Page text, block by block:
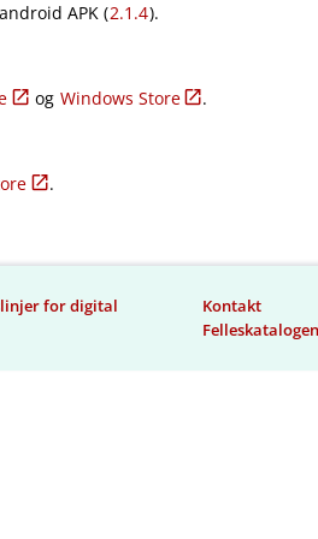
APK (2.1.4).
og Windows Store .
.
for digital
Kontakt
Felleskatalogen